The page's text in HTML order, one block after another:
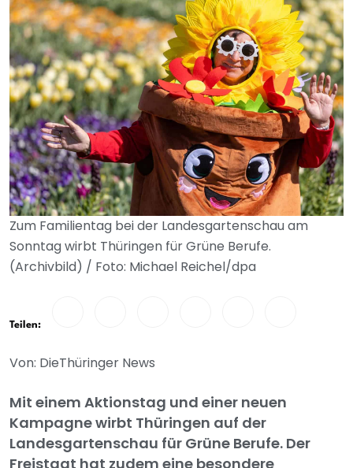
Zum Familientag bei der Landesgartenschau am
Sonntag wirbt Thüringen für Grüne Berufe.
(Archivbild) / Foto: Michael Reichel/dpa
Teilen:
Von: DieThüringer News
Mit einem Aktionstag und einer neuen
Kampagne wirbt Thüringen auf der
Landesgartenschau für Grüne Berufe. Der
Freistaat hat zudem eine besondere